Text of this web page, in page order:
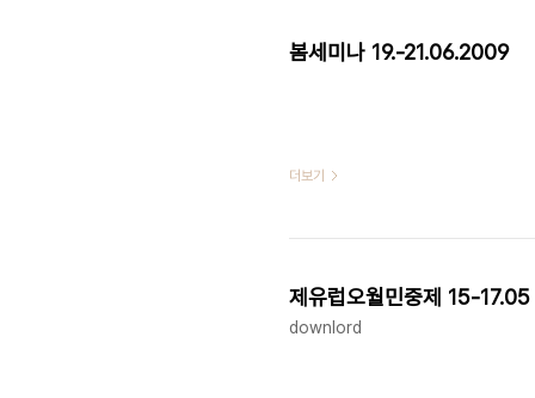
봄세미나 19.-21.06.2009
더보기
제유럽오월민중제 15-
downlord